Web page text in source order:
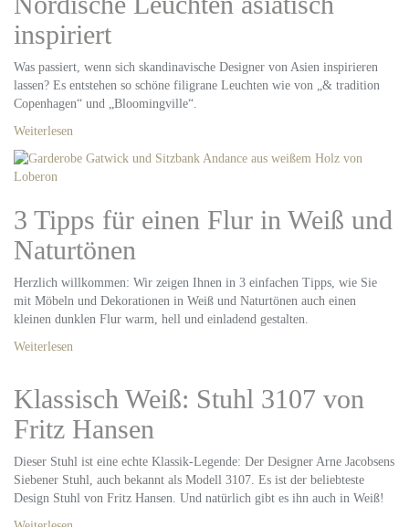
inspiriert
Was passiert, wenn sich skandinavische Designer von Asien inspirieren
lassen? Es entstehen so schöne filigrane Leuchten wie von „& tradition
Copenhagen“ und „Bloomingville“.
Weiterlesen
3 Tipps für einen Flur in Weiß und
Naturtönen
Herzlich willkommen: Wir zeigen Ihnen in 3 einfachen Tipps, wie Sie
mit Möbeln und Dekorationen in Weiß und Naturtönen auch einen
kleinen dunklen Flur warm, hell und einladend gestalten.
Weiterlesen
Klassisch Weiß: Stuhl 3107 von
Fritz Hansen
Dieser Stuhl ist eine echte Klassik-Legende: Der Designer Arne Jacobsens
Siebener Stuhl, auch bekannt als Modell 3107. Es ist der beliebteste
Design Stuhl von Fritz Hansen. Und natürlich gibt es ihn auch in Weiß!